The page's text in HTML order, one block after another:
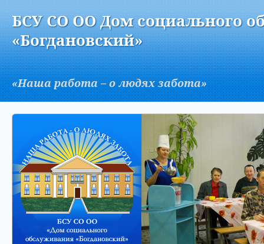
AБСУ СО ОО Дом социального
«Богдановский»
«Наша работа – о людях забота»